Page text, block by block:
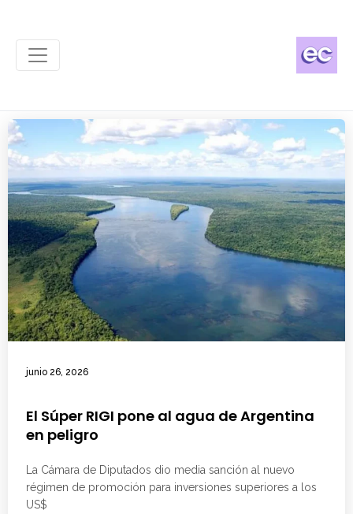
junio 26, 2026
El Súper RIGI pone al agua de Argentina
en peligro
La Cámara de Diputados dio media sanción al nuevo
régimen de promoción para inversiones superiores a los
US$